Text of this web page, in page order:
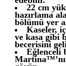
22 cm
hazırlama
bölümü yer
Kaseler,
ve kasa gibi
becerisini
Eğlenceli